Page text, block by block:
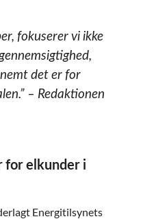
fokuserer vi ikke
det er for
– Redaktionen
for elkunder i
Energitilsynets